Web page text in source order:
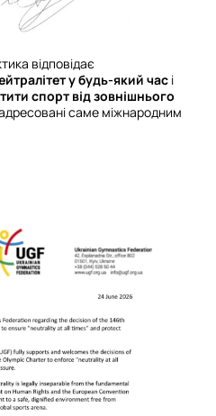
відповідає
у будь-який час і
спорт від зовнішнього
саме міжнародним